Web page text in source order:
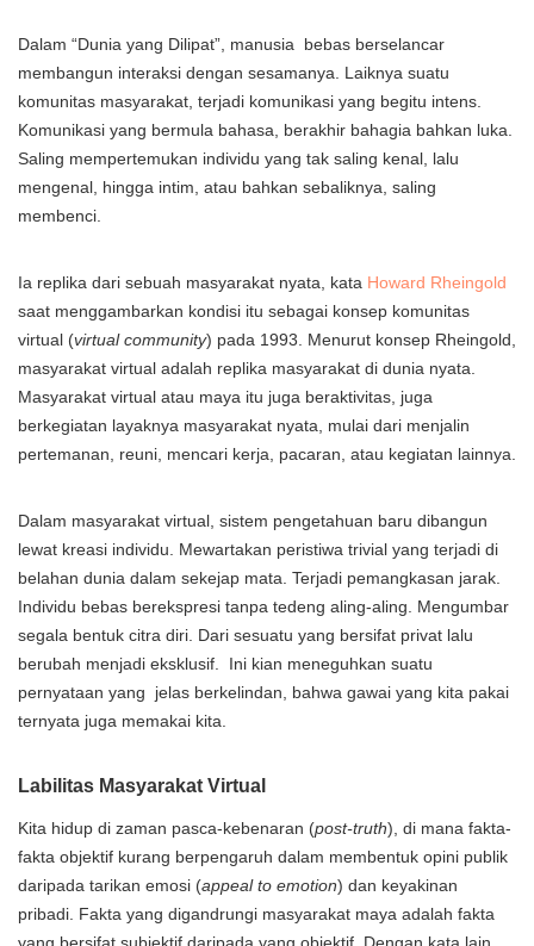
Dalam “Dunia yang Dilipat”, manusia bebas berselancar
membangun interaksi dengan sesamanya. Laiknya suatu
komunitas masyarakat, terjadi komunikasi yang begitu intens.
Komunikasi yang bermula bahasa, berakhir bahagia bahkan luka.
Saling mempertemukan individu yang tak saling kenal, lalu
mengenal, hingga intim, atau bahkan sebaliknya, saling
membenci.
Ia replika dari sebuah masyarakat nyata, kata Howard Rheingold
saat menggambarkan kondisi itu sebagai konsep komunitas
virtual (virtual community) pada 1993. Menurut konsep Rheingold,
masyarakat virtual adalah replika masyarakat di dunia nyata.
Masyarakat virtual atau maya itu juga beraktivitas, juga
berkegiatan layaknya masyarakat nyata, mulai dari menjalin
pertemanan, reuni, mencari kerja, pacaran, atau kegiatan lainnya.
Dalam masyarakat virtual, sistem pengetahuan baru dibangun
lewat kreasi individu. Mewartakan peristiwa trivial yang terjadi di
belahan dunia dalam sekejap mata. Terjadi pemangkasan jarak.
Individu bebas berekspresi tanpa tedeng aling-aling. Mengumbar
segala bentuk citra diri. Dari sesuatu yang bersifat privat lalu
berubah menjadi eksklusif. Ini kian meneguhkan suatu
pernyataan yang jelas berkelindan, bahwa gawai yang kita pakai
ternyata juga memakai kita.
Labilitas Masyarakat Virtual
Kita hidup di zaman pasca-kebenaran (post-truth), di mana fakta-
fakta objektif kurang berpengaruh dalam membentuk opini publik
daripada tarikan emosi (appeal to emotion) dan keyakinan
pribadi. Fakta yang digandrungi masyarakat maya adalah fakta